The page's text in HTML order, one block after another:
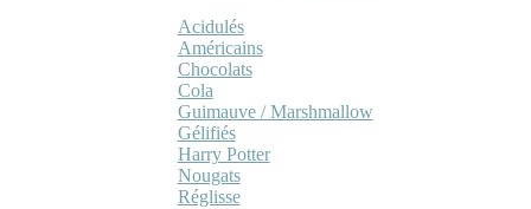
Acidulés
Américains
Chocolats
Cola
Guimauve / Marshmallow
Gélifiés
Harry Potter
Nougats
Réglisse